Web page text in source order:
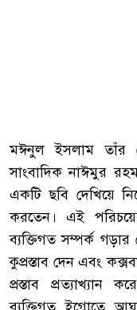
‎মঈনুল ইসলাম তাঁর
সাংবাদিক নাঈমুর
একটি ছবি দেখিয়ে
করতেন। এই
ব্যক্তিগত সম্পর্ক গড়ার
কুপ্রস্তাব দেন এবং
প্রস্তাব প্রত্যাখ্যান